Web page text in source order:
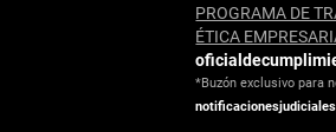
PROGRAMA DE
ÉTICA
*Buzón exclusivo para